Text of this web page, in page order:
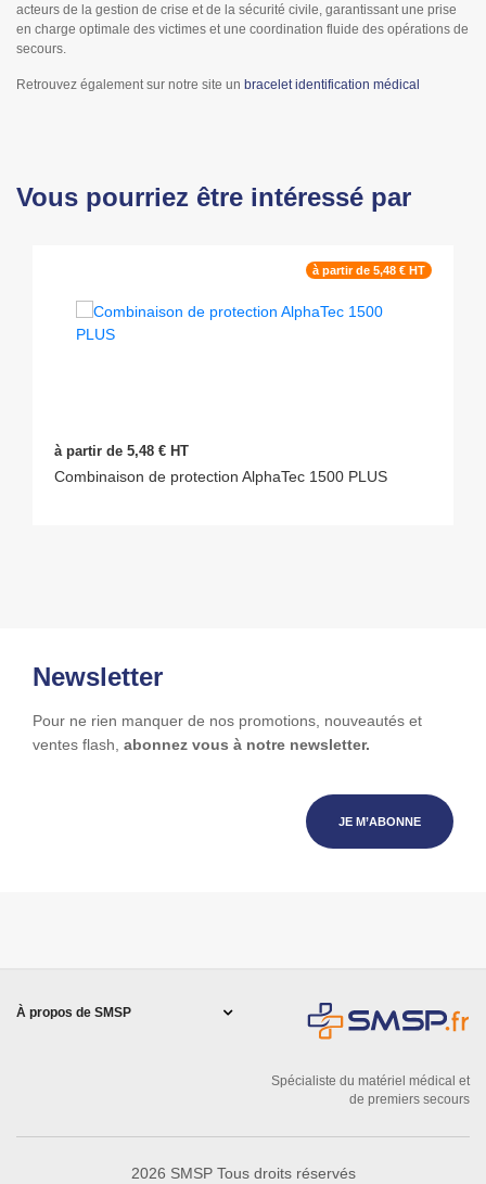
acteurs de la gestion de crise et de la sécurité civile, garantissant une prise
en charge optimale des victimes et une coordination fluide des opérations de
secours.
Retrouvez également sur notre site un bracelet identification médical
Vous pourriez être intéressé par
à partir de 5,48 € HT
à partir de 5,48 € HT
Combinaison de protection AlphaTec 1500 PLUS
Newsletter
Pour ne rien manquer de nos promotions, nouveautés et
ventes flash, abonnez vous à notre newsletter.
JE M’ABONNE
À propos de SMSP
Spécialiste du matériel médical et
de premiers secours
2026 SMSP Tous droits réservés